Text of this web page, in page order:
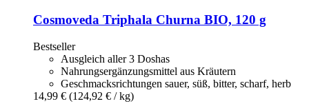
Cosmoveda Triphala Churna BIO, 120 g
Bestseller
Ausgleich aller 3 Doshas
Nahrungsergänzungsmittel aus Kräutern
Geschmacksrichtungen sauer, süß, bitter, scharf, herb
14,99 € (124,92 € / kg)